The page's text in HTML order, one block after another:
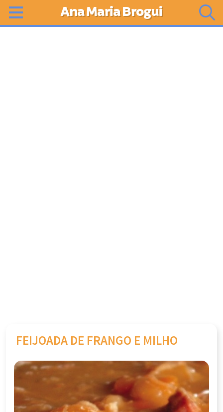
Ana Maria Brogui
FEIJOADA DE FRANGO E MILHO